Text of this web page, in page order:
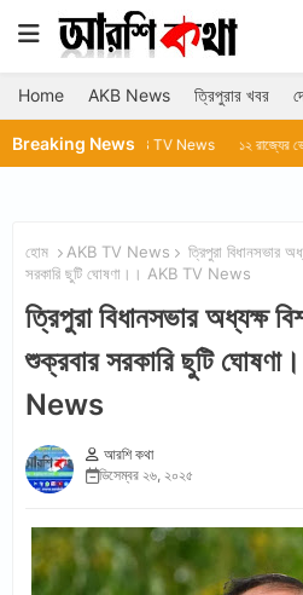
Home AKB News ত্রিপুরার খবর
Breaking News
TV News ১২ রাজ্যের ভোটার তালিকায় নিবিড়
হোম AKB TV News
ত্রিপুরা বিধানসভার
সরকারি ছুটি ঘোষণা।। AKB TV News
ত্রিপুরা বিধানসভার অধ্যক্ষ
শুক্রবার সরকারি ছুটি
News
আরশি কথা
ডিসেম্বর ২৬, ২০২৫